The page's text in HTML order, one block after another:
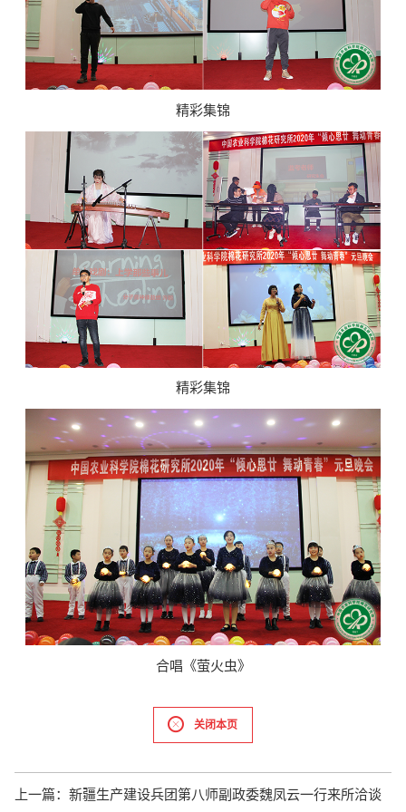
精彩集锦
精彩集锦
合唱《萤火虫》
关闭本页
上一篇： 新疆生产建设兵团第八师副政委魏凤云一行来所洽谈